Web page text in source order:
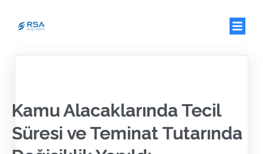
Kamu Alacaklarında Tecil
Süresi ve Teminat Tutarında